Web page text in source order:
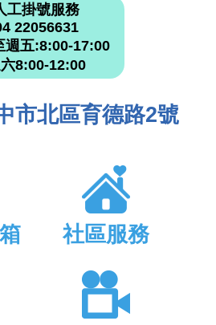
工掛號服務
22056631
週五:8:00-17:00
8:00-12:00
市北區育德路2號
社區服務